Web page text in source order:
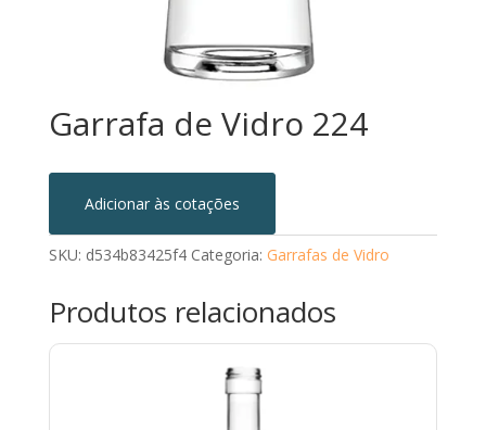
Garrafa de Vidro 224
Adicionar às cotações
SKU: d534b83425f4 Categoria: Garrafas de Vidro
Produtos relacionados